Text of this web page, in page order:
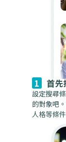
首先
設定搜尋
的對象吧
人格等條